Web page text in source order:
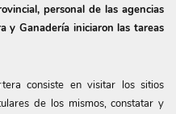
personal de las agencias
y Ganadería iniciaron las tareas
consiste en visitar los sitios
de los mismos, constatar y